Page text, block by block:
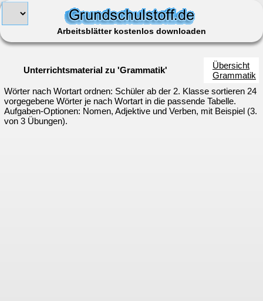
Arbeitsblätter kostenlos downloaden
Unterrichtsmaterial zu 'Grammatik'
Übersicht
Grammatik
Wörter nach Wortart ordnen: Schüler ab der 2. Klasse sortieren 24
vorgegebene Wörter je nach Wortart in die passende Tabelle.
Aufgaben-Optionen: Nomen, Adjektive und Verben, mit Beispiel (3.
von 3 Übungen).